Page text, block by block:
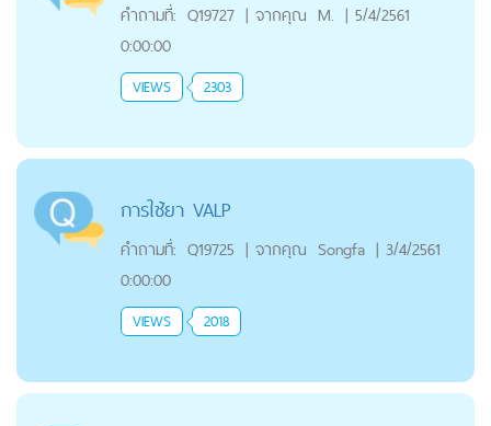
คำถามที่: Q19727 | จากคุณ M. | 5/4/2561
0:00:00
VIEWS 2303
การใช้ยา VALP
คำถามที่: Q19725 | จากคุณ Songfa | 3/4/2561
0:00:00
VIEWS 2018